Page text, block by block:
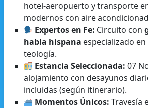
hotel-aeropuerto y transporte
modernos con aire
Expertos en Fe: Circuito con
habla hispana especializado
teología.
Estancia Seleccionada: 07
alojamiento con desayunos
incluidas (según itinerario).
Momentos Únicos: Travesía